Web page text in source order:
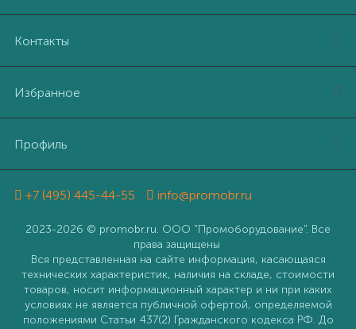
Контакты
Избранное
Профиль
+7 (495) 445-44-55 info@promobr.ru
2023-2026 © promobr.ru. ООО "Промоборудование". Все
права защищены
Вся представленная на сайте информация, касающаяся
технических характеристик, наличия на складе, стоимости
товаров, носит информационный характер и ни при каких
условиях не является публичной офертой, определяемой
положениями Статьи 437(2) Гражданского кодекса РФ. До